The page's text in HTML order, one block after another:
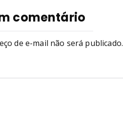
comentário
de e-mail não será publicado.